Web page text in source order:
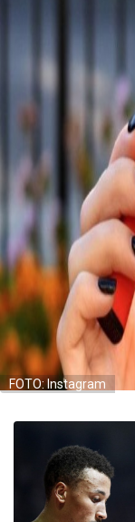
FOTO: Instagram